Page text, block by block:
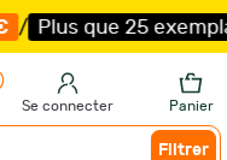
que 25 exemplaires !
Se connecter Panier
Filtrer